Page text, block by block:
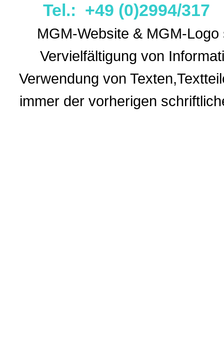
Tel.: +49 (0)2994/
MGM-Website & MGM-
Vervielfältigung von
Verwendung von
immer der vorherigen